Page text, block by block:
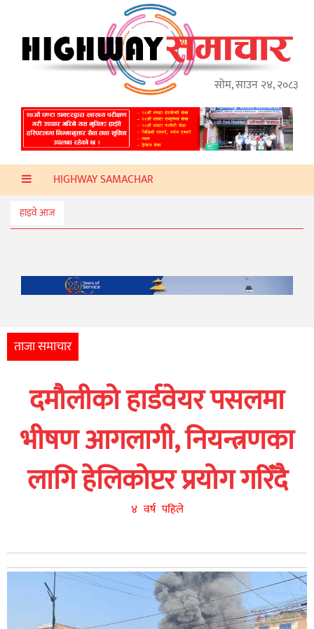
सोम, साउन २४, २०८३
गृहपृष्ठ
ताजा
समाचार
प्रदेश
प्रविधि
स्वास्थ्य
मनोरञ्जन
आर्थिक
नेपाली
युनिकोड
HIGHWAY SAMACHAR
हाइवे आज
ताजा समाचार
दमौलीको हार्डवेयर पसलमा
भीषण आगलागी, नियन्त्रणका
लागि हेलिकोप्टर प्रयोग गरिँदै
४ वर्ष पहिले